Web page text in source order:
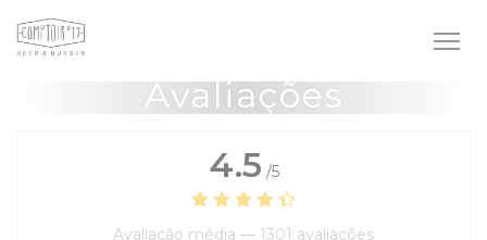
Painel de Gerenciamento de Cookies
Avaliações
4.5 /5
Avaliação média — 1301 avaliações